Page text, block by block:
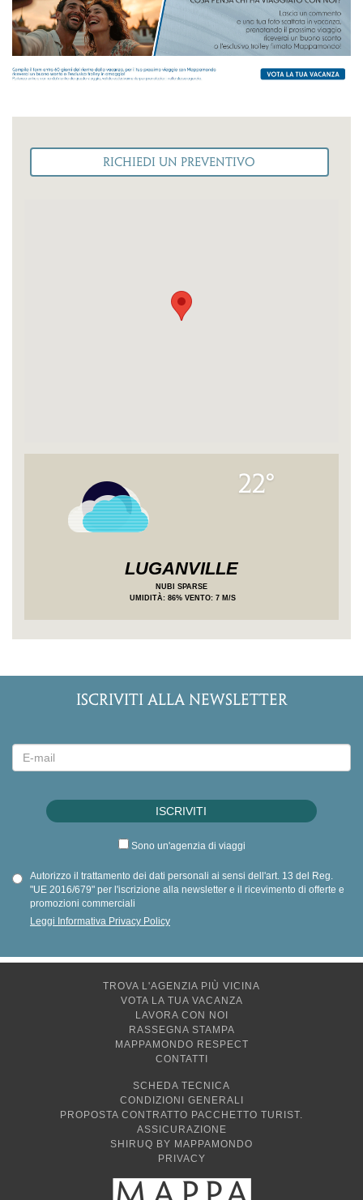
22°
LUGANVILLE
NUBI SPARSE
UMIDITÀ: 86% VENTO: 7 M/S
ISCRIVITI ALLA NEWSLETTER
Sono un'agenzia di viaggi
Autorizzo il trattamento dei dati personali ai sensi dell'art. 13 del Reg.
"UE 2016/679" per l'iscrizione alla newsletter e il ricevimento di offerte e
promozioni commerciali
Leggi Informativa Privacy Policy
TROVA L'AGENZIA PIÙ VICINA
VOTA LA TUA VACANZA
LAVORA CON NOI
RASSEGNA STAMPA
MAPPAMONDO RESPECT
CONTATTI
SCHEDA TECNICA
CONDIZIONI GENERALI
PROPOSTA CONTRATTO PACCHETTO TURIST.
ASSICURAZIONE
SHIRUQ BY MAPPAMONDO
PRIVACY